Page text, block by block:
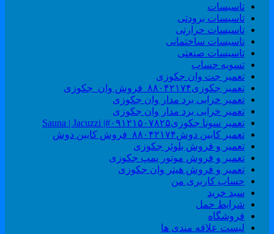
تاسیسات
تاسیسات برودتی
تاسیسات حرارتی
تاسیسات ساختمانی
تاسیسات صنعتی
تسویه حساب
تعمیر جت وان جکوزی
تعمیر جکوزی۸۸۰۴۲۱۷۴_فروش وان_جکوزی
تعمیر خرابی برد مدار وان جکوزی
تعمیر خرابی برد مدار وان جکوزی
تعمیر سونا جکوزی۰۹۱۲۱۵۰۷۸۲۵#| Sauna | Jacuzzi
تعمیر کابین دوش۸۸۰۴۲۱۷۴_فروش کابین دوش
تعمیر و فروش بلوئر جکوزی
تعمیر و فروش موتور پمپ جکوزی
تعمیر و فروش هیتر وان جکوزی
حساب کاربری من
سبد خرید
شرایط حمل
فروشگاه
لیست علاقه مندی ها